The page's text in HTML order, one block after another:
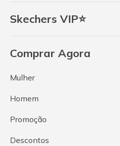
Skechers VIP⭐
Comprar Agora
Mulher
Homem
Promoção
Descontos